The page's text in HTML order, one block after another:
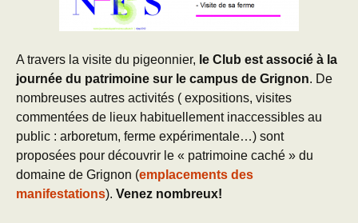
A travers la visite du pigeonnier, le Club est associé à la
journée du patrimoine sur le campus de Grignon. De
nombreuses autres activités ( expositions, visites
commentées de lieux habituellement inaccessibles au
public : arboretum, ferme expérimentale…) sont
proposées pour découvrir le « patrimoine caché » du
domaine de Grignon (emplacements des
manifestations). Venez nombreux!